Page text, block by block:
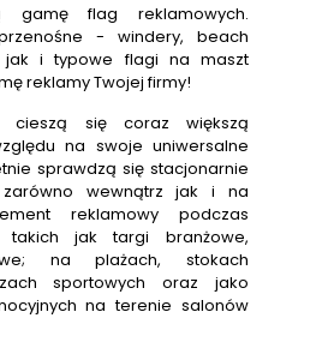
gamę flag reklamowych.
- windery, beach
jak i typowe flagi na maszt
reklamy Twojej firmy!
cieszą się coraz większą
na swoje uniwersalne
sprawdzą się stacjonarnie
wewnątrz jak i na
reklamowy podczas
takich jak targi branżowe,
na plażach, stokach
sportowych oraz jako
na terenie salonów